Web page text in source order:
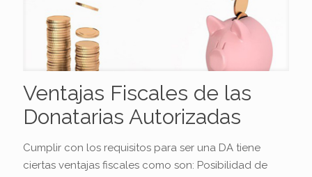
Ventajas Fiscales de las
Donatarias Autorizadas
Cumplir con los requisitos para ser una DA tiene
ciertas ventajas fiscales como son: Posibilidad de